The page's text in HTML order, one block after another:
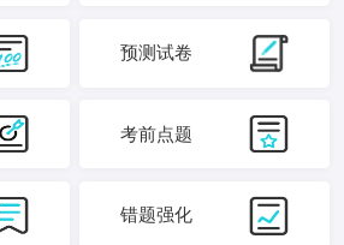
预测试卷
考前点题
错题强化